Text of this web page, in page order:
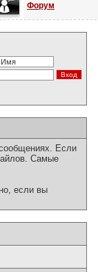
Форум
Если
Самые
если вы